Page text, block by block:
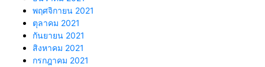
พฤศจิกายน 2021
ตุลาคม 2021
กันยายน 2021
สิงหาคม 2021
กรกฎาคม 2021